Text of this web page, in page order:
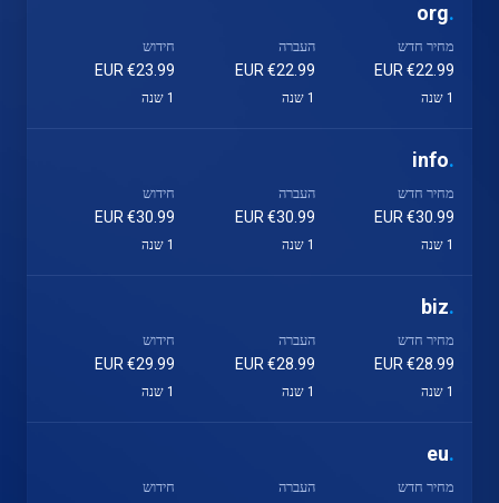
.
org
מחיר חדש
€22.99 EUR
1 שנה
העברה
€22.99 EUR
1 שנה
חידוש
€23.99 EUR
1 שנה
.
info
מחיר חדש
€30.99 EUR
1 שנה
העברה
€30.99 EUR
1 שנה
חידוש
€30.99 EUR
1 שנה
.
biz
מחיר חדש
€28.99 EUR
1 שנה
העברה
€28.99 EUR
1 שנה
חידוש
€29.99 EUR
1 שנה
.
eu
מחיר חדש העברה חידוש